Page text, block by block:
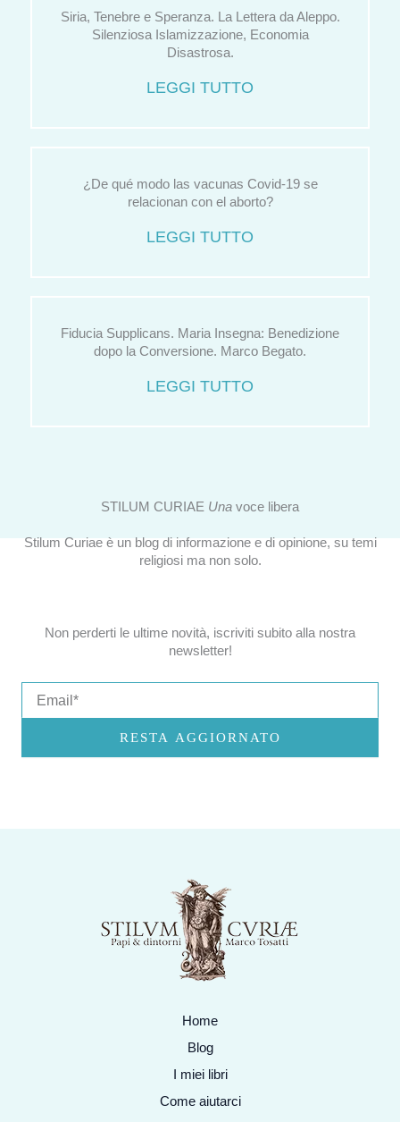
Siria, Tenebre e Speranza. La Lettera da Aleppo.
Silenziosa Islamizzazione, Economia
Disastrosa.
LEGGI TUTTO
¿De qué modo las vacunas Covid-19 se
relacionan con el aborto?
LEGGI TUTTO
Fiducia Supplicans. Maria Insegna: Benedizione
dopo la Conversione. Marco Begato.
LEGGI TUTTO
STILUM CURIAE Una voce libera
Stilum Curiae è un blog di informazione e di opinione, su temi
religiosi ma non solo.
Non perderti le ultime novità, iscriviti subito alla nostra
newsletter!
RESTA AGGIORNATO
Home
Blog
I miei libri
Come aiutarci